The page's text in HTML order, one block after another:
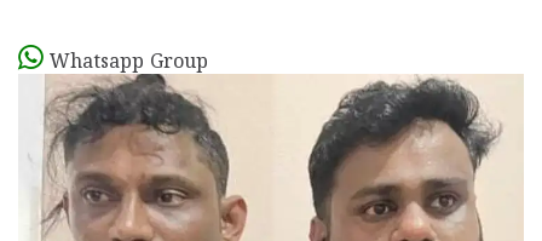
Whatsapp Group